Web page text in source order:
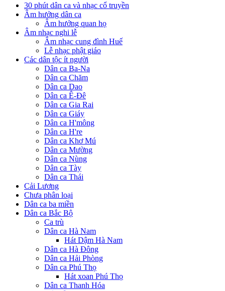
30 phút dân ca và nhạc cổ truyền
Âm hưởng dân ca
Âm hưởng quan họ
Âm nhạc nghi lễ
Âm nhạc cung đình Huế
Lễ nhạc phật giáo
Các dân tộc ít người
Dân ca Ba-Na
Dân ca Chăm
Dân ca Dao
Dân ca Ê-Đê
Dân ca Gia Rai
Dân ca Giáy
Dân ca H'mông
Dân ca H're
Dân ca Khơ Mú
Dân ca Mường
Dân ca Nùng
Dân ca Tày
Dân ca Thái
Cải Lương
Chưa phân loại
Dân ca ba miền
Dân ca Bắc Bộ
Ca trù
Dân ca Hà Nam
Hát Dậm Hà Nam
Dân ca Hà Đông
Dân ca Hải Phòng
Dân ca Phú Thọ
Hát xoan Phú Thọ
Dân ca Thanh Hóa